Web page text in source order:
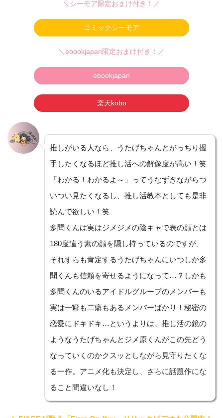
＼シーモア限定おまけ付き！／
コミックシーモア
＼ebookjapan限定おまけ付き！／
ebookjapan
楽天kobo
推しがいる人なら、うたげちゃんとがっちり握
手したくなるほど推し活への解像度が高い！笑
「わかる！わかるよ～」ってうなずきながらつ
いつい見たくなるし、推し活教本としても是非
読んで欲しい！笑
多聞くんは実はジメジメの陰キャで表の顔とは
180度違う素の顔を隠し持っているのですが、
それすらも肯定するうたげちゃんにいつしか多
聞くんも信頼を寄せるようになって…？しかも
多聞くんのいるアイドルグループのメンバーも
実は一癖も二癖もあるメンバーばかり！秘密の
恋愛にドキドキ…というよりは、推し活の鏡の
ようなうたげちゃんとジメ原くんがこの先どう
なっていくのかクスッとしながら見守りたくな
る一作。アニメ化も決定し、さらに話題作にな
ること間違いなし！